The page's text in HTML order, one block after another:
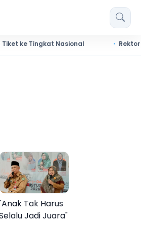
Nasional Rektor
Tak Harus
Jadi Juara"